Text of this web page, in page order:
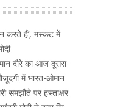
करते हैं’, मस्कट में
दौरे का आज दूसरा
में भारत-ओमान
समझौते पर हस्ताक्षर